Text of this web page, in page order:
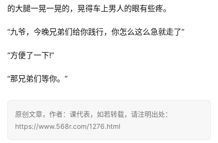
的大腿一晃一晃的，晃得车上男人的眼有些疼。
“九爷，今晚兄弟们给你践行，你怎么这么急就走了”
“方便了一下!”
“那兄弟们等你。”
原创文章，作者：课代表，如若转载，请注明出处：
https://www.568r.com/1276.html